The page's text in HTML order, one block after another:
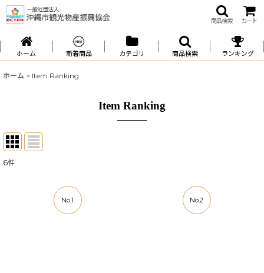
商品検索 カート
ホーム 新着商品 カテゴリ 商品検索 ランキング
ホーム > Item Ranking
Item Ranking
6件
No.1 No.2